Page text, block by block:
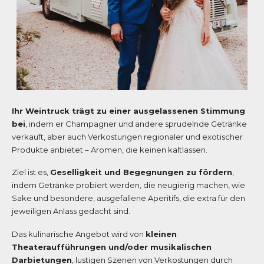
Ihr Weintruck trägt zu einer ausgelassenen Stimmung
bei , indem er Champagner und andere sprudelnde Getränke
verkauft, aber auch Verkostungen regionaler und exotischer
Produkte anbietet – Aromen, die keinen kaltlassen.
Ziel ist es, Geselligkeit und Begegnungen zu fördern,
indem Getränke probiert werden, die neugierig machen, wie
Sake und besondere, ausgefallene Aperitifs, die extra für den
jeweiligen Anlass gedacht sind.
Das kulinarische Angebot wird von kleinen
Theateraufführungen und/oder musikalischen
Darbietungen , lustigen Szenen von Verkostungen durch